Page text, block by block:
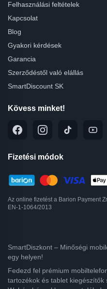
Felhasználási feltételek
Kapcsolat
Blog
Gyakori kérdések
Garancia
Szerződéstől való elállás
SmartDiscount SK
Kövess minket!
Fizetési módok
Az online fizetést a Barion Payment
EN-1-1064/2013
SmartDiszkont – Minőségi
egy helyen!
Fedezd fel prémium
tartozékok és tablet kiegészítők